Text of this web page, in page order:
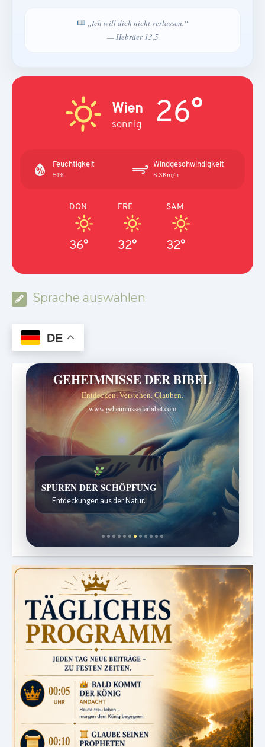
„Ich will dich nicht verlassen.“
— Hebräer 13,5
Wien
sonnig 26°
Feuchtigkeit
51%
Windgeschwindigkeit
8.3Km/h
DON
36°
FRE
32°
SAM
32°
Sprache auswählen
DE
GEHEIMNISSE DER BIBEL
Entdecken. Verstehen. Glauben.
www.geheimnissederbibel.com
SPUREN DER SCHÖPFUNG
Entdeckungen aus der Natur.